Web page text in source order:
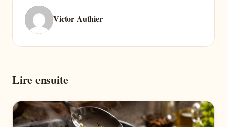
Victor Authier
Lire ensuite